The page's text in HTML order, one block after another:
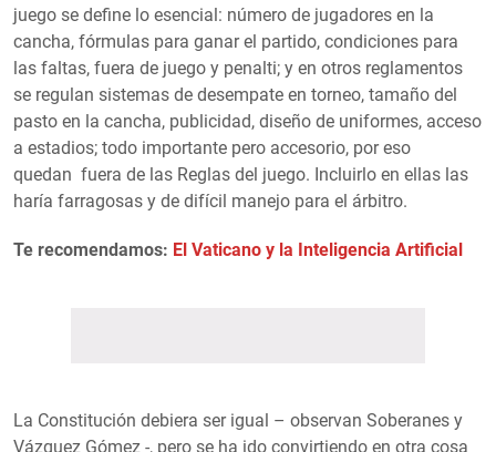
juego se define lo esencial: número de jugadores en la
cancha, fórmulas para ganar el partido, condiciones para
las faltas, fuera de juego y penalti; y en otros reglamentos
se regulan sistemas de desempate en torneo, tamaño del
pasto en la cancha, publicidad, diseño de uniformes, acceso
a estadios; todo importante pero accesorio, por eso
quedan fuera de las Reglas del juego. Incluirlo en ellas las
haría farragosas y de difícil manejo para el árbitro.
Te recomendamos: El Vaticano y la Inteligencia Artificial
La Constitución debiera ser igual – observan Soberanes y
Vázquez Gómez -, pero se ha ido convirtiendo en otra cosa